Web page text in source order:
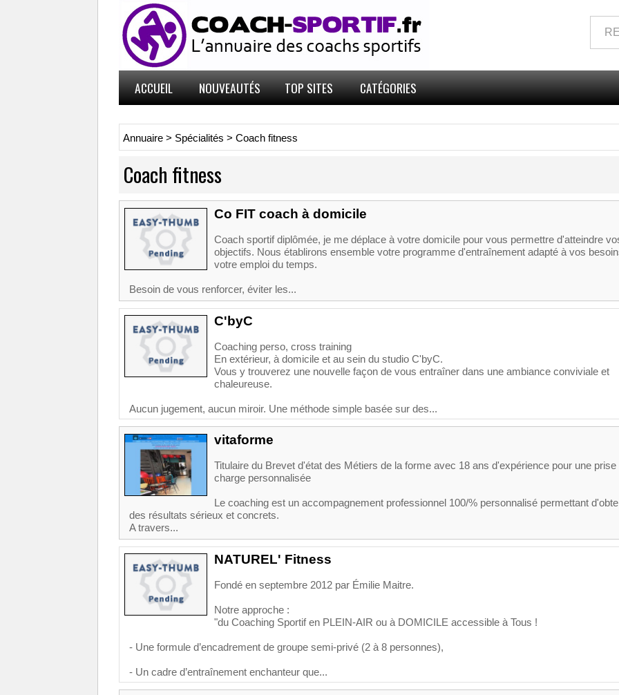
ACCUEIL NOUVEAUTÉS TOP SITES CATÉGORIES
Annuaire > Spécialités > Coach fitness
Coach fitness
Co FIT coach à domicile
Coach sportif diplômée, je me déplace à votre domicile pour vous permettre d'atteindre
objectifs. Nous établirons ensemble votre programme d'entraînement adapté à vos
votre emploi du temps.
Besoin de vous renforcer, éviter les...
C'byC
Coaching perso, cross training
En extérieur, à domicile et au sein du studio C'byC.
Vous y trouverez une nouvelle façon de vous entraîner dans une ambiance conviviale et
chaleureuse.
Aucun jugement, aucun miroir. Une méthode simple basée sur des...
vitaforme
Titulaire du Brevet d'état des Métiers de la forme avec 18 ans d'expérience pour une prise
charge personnalisée
Le coaching est un accompagnement professionnel 100/% personnalisé permettant
des résultats sérieux et concrets.
A travers...
NATUREL' Fitness
Fondé en septembre 2012 par Émilie Maitre.
Notre approche :
"du Coaching Sportif en PLEIN-AIR ou à DOMICILE accessible à Tous !
- Une formule d’encadrement de groupe semi-privé (2 à 8 personnes),
- Un cadre d’entraînement enchanteur que...